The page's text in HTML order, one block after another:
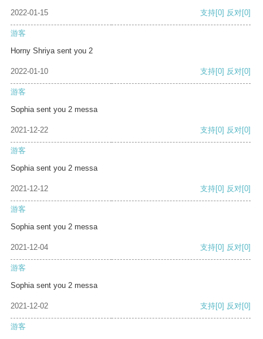
2022-01-15 支持[0] 反对[0]
游客
Horny Shriya sent you 2
2022-01-10 支持[0] 反对[0]
游客
Sophia sent you 2 messa
2021-12-22 支持[0] 反对[0]
游客
Sophia sent you 2 messa
2021-12-12 支持[0] 反对[0]
游客
Sophia sent you 2 messa
2021-12-04 支持[0] 反对[0]
游客
Sophia sent you 2 messa
2021-12-02 支持[0] 反对[0]
游客